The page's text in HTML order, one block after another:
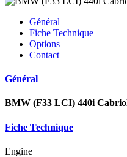
Général
Fiche Technique
Options
Contact
Général
BMW (F33 LCI) 440i
Fiche Technique
Engine